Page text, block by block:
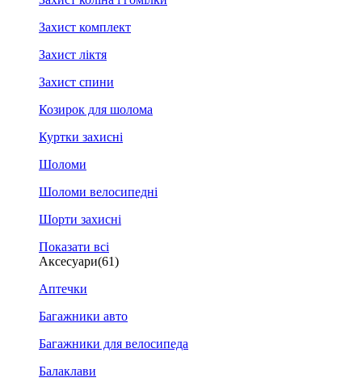
Захист комплект
Захист ліктя
Захист спини
Козирок для шолома
Куртки захисні
Шоломи
Шоломи велосипедні
Шорти захисні
Показати всі
Аксесуари(61)
Аптечки
Багажники авто
Багажники для велосипеда
Балаклави